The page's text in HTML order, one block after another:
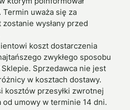
uważa się za
wysłany przed
koszt dostarczenia
zwykłego sposobu
Sprzedawca nie jest
w kosztach dostawy.
kosztów przesyłki zwrotnej
umowy w terminie 14 dni.